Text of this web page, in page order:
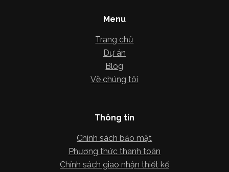
Menu
Trang chủ
Dự án
Blog
Về chúng tôi
Thông tin
Chính sách bảo mật
Phương thức thanh toán
Chính sách giao nhận thiết kế